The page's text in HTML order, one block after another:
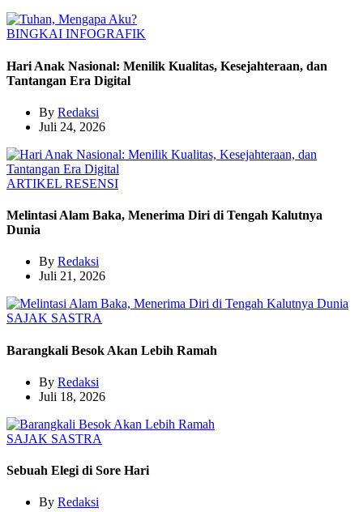
BINGKAI INFOGRAFIK
Hari Anak Nasional: Menilik Kualitas, Kesejahteraan, dan
Tantangan Era Digital
By Redaksi
Juli 24, 2026
ARTIKEL RESENSI
Melintasi Alam Baka, Menerima Diri di Tengah Kalutnya
Dunia
By Redaksi
Juli 21, 2026
SAJAK SASTRA
Barangkali Besok Akan Lebih Ramah
By Redaksi
Juli 18, 2026
SAJAK SASTRA
Sebuah Elegi di Sore Hari
By Redaksi